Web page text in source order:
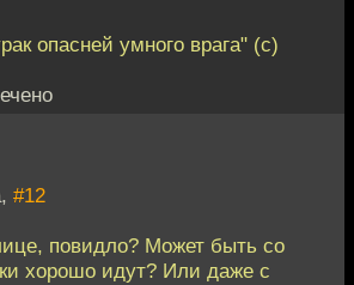
опасней умного врага" (с)
#12
повидло? Может быть со
хорошо идут? Или даже с